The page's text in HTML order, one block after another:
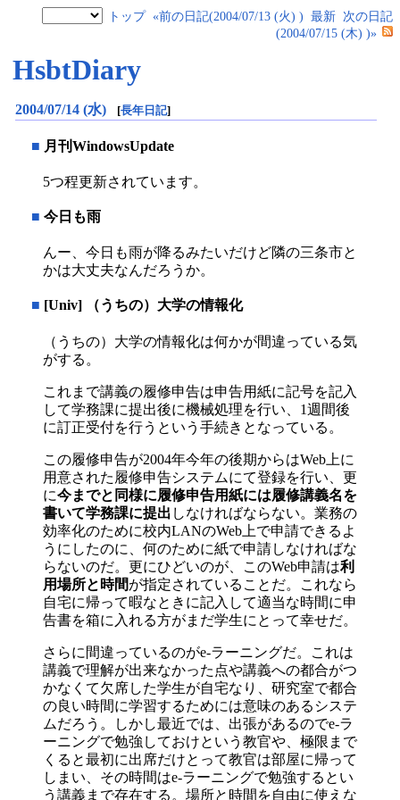
トップ «前の日記(2004/07/13 (火) ) 最新 次の日記
(2004/07/15 (木) )»
HsbtDiary
2004/07/14 (水) [長年日記]
■ 月刊WindowsUpdate
5つ程更新されています。
■ 今日も雨
んー、今日も雨が降るみたいだけど隣の三条市と
かは大丈夫なんだろうか。
■ [Univ] （うちの）大学の情報化
（うちの）大学の情報化は何かが間違っている気
がする。
これまで講義の履修申告は申告用紙に記号を記入
して学務課に提出後に機械処理を行い、1週間後
に訂正受付を行うという手続きとなっている。
この履修申告が2004年今年の後期からはWeb上に
用意された履修申告システムにて登録を行い、更
に今までと同様に履修申告用紙には履修講義名を
書いて学務課に提出 しなければならない。業務の
効率化のために校内LANのWeb上で申請できるよ
うにしたのに、何のために紙で申請しなければな
らないのだ。更にひどいのが、このWeb申請は利
用場所と時間が指定されていることだ。これなら
自宅に帰って暇なときに記入して適当な時間に申
告書を箱に入れる方がまだ学生にとって幸せだ。
さらに間違っているのがe-ラーニングだ。これは
講義で理解が出来なかった点や講義への都合がつ
かなくて欠席した学生が自宅なり、研究室で都合
の良い時間に学習するためには意味のあるシステ
ムだろう。しかし最近では、出張があるのでe-ラ
ーニングで勉強しておけという教官や、極限まで
くると最初に出席だけとって教官は部屋に帰って
しまい、その時間はe-ラーニングで勉強するとい
う講義まで存在する。場所と時間を自由に使えな